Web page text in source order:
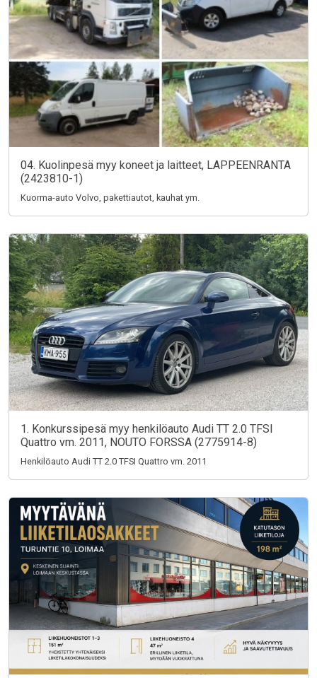
04. Kuolinpesä myy koneet ja laitteet, LAPPEENRANTA
(2423810-1)
Kuorma-auto Volvo, pakettiautot, kauhat ym.
1. Konkurssipesä myy henkilöauto Audi TT 2.0 TFSI
Quattro vm. 2011, NOUTO FORSSA (2775914-8)
Henkilöauto Audi TT 2.0 TFSI Quattro vm. 2011